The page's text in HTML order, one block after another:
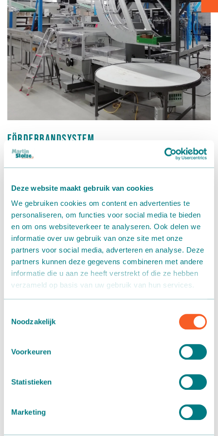
Deze website maakt gebruik van cookies
We gebruiken cookies om content en advertenties te
personaliseren, om functies voor social media te bieden
en om ons websiteverkeer te analyseren. Ook delen we
informatie over uw gebruik van onze site met onze
partners voor social media, adverteren en analyse. Deze
partners kunnen deze gegevens combineren met andere
informatie die u aan ze heeft verstrekt of die ze hebben
verzameld op basis van uw gebruik van hun services.
Noodzakelijk
Voorkeuren
Statistieken
Marketing
Förderbandsystem
Trofi Pack
Kühlen und Reifen von Gemüse und (tropischen) Früchten.
Im neuen Firmengebäude in Den Hoorn (Südholland) hat
man sich für Martin Stolze B.V. als Lieferant und Installateur
für ein
Förderbandsystem
für die Zu- und Abfuhr von leeren
(Papp-)Verpackungen entschieden.
Zufuhr Verpackungsmaterial
Neben jeder Maschinenstraße (10 Stück) wurde eine
komplizierte Gleitrinnenkonstruktion aus Edelstahl
Außerdem wurde an jeder Maschinenstraße ein Förderband
installiert, das an eines der beiden zentralen Förderbänder
für die Abfuhr von alten Verpackungen anschließt. Dieses
Deckenkonstruktion aufgehängt, um einen freien
Durchgang zu ermöglichen, und endet am Presscontainer
Kartontransport
Verpacken - Einpacken - Sortieren
Zubehör